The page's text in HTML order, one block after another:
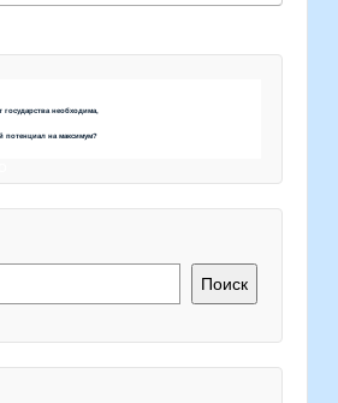
государства необходима,
потенциал на максимум?
Поиск